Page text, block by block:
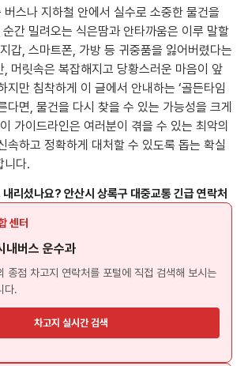
버스나 지하철 안에서 실수로 소중한 물건을
간 밀려오는 식은땀과 안타까움은 이루 말할
갑, 스마트폰, 가방 등 귀중품을 잃어버렸다는
, 머릿속은 복잡해지고 당황스러운 마음이 앞
지만 침착하게 이 글에서 안내하는 ‘골든타임
다면, 물건을 다시 찾을 수 있는 가능성을 크게
가이드라인은 여러분이 겪을 수 있는 최악의
속하고 정확하게 대처할 수 있도록 돕는 확실
니다.
리셨나요? 안산시 상록구 대중교통 긴급 연락처
센터
내버스 운수과
종점 차고지 연락처를 포털에 직접 검색해 보시는
다.
차고지 실시간 검색